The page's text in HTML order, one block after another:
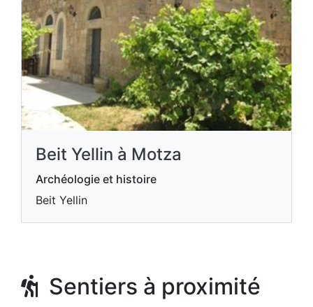
Beit Yellin à Motza
Archéologie et histoire
Beit Yellin
Sentiers à proximité